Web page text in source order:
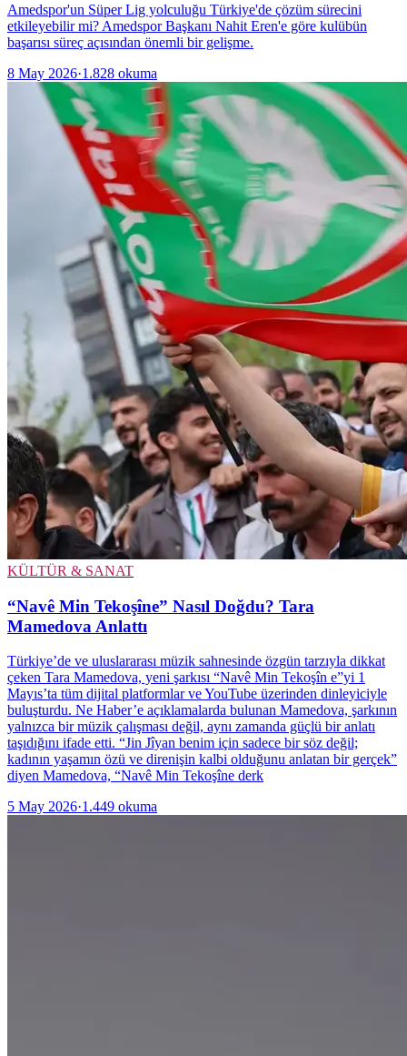
Amedspor'un Süper Lig yolculuğu Türkiye'de çözüm sürecini
etkileyebilir mi? Amedspor Başkanı Nahit Eren'e göre kulübün
başarısı süreç açısından önemli bir gelişme.
8 May 2026·1.828 okuma
KÜLTÜR & SANAT
“Navê Min Tekoşîne” Nasıl Doğdu? Tara
Mamedova Anlattı
Türkiye’de ve uluslararası müzik sahnesinde özgün tarzıyla dikkat
çeken Tara Mamedova, yeni şarkısı “Navê Min Tekoşîn e”yi 1
Mayıs’ta tüm dijital platformlar ve YouTube üzerinden dinleyiciyle
buluşturdu. Ne Haber’e açıklamalarda bulunan Mamedova, şarkının
yalnızca bir müzik çalışması değil, aynı zamanda güçlü bir anlatı
taşıdığını ifade etti. “Jin Jîyan benim için sadece bir söz değil;
kadının yaşamın özü ve direnişin kalbi olduğunu anlatan bir gerçek”
diyen Mamedova, “Navê Min Tekoşîne derk
5 May 2026·1.449 okuma